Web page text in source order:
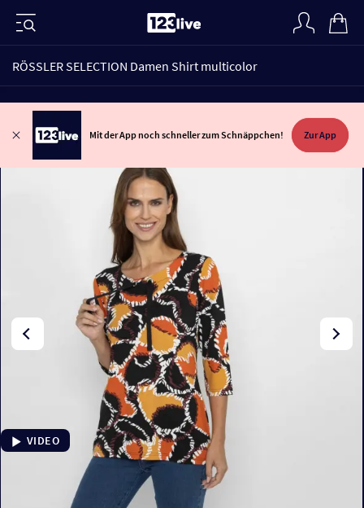
RÖSSLER SELECTION Damen Shirt multicolor
Mit der App noch schneller zum Schnäppchen! Zur App
VIDEO